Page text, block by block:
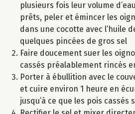
plusieurs fois leur volume
prêts, peler et émincer les
dans une cocotte avec l’huile
quelques pincées de gros sel
Faire doucement suer les
cassés préalablement rincés
Porter à ébullition avec le
et cuire environ 1 heure en
jusqu’à ce que les pois cassés